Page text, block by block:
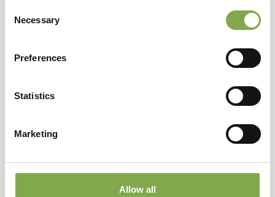
Selection
Necessary
Preferences
Statistics
Marketing
Allow all
Azienda agricola di Fossano (Cuneo) che coltiva
ortaggi, frutta e prodotti biologici.